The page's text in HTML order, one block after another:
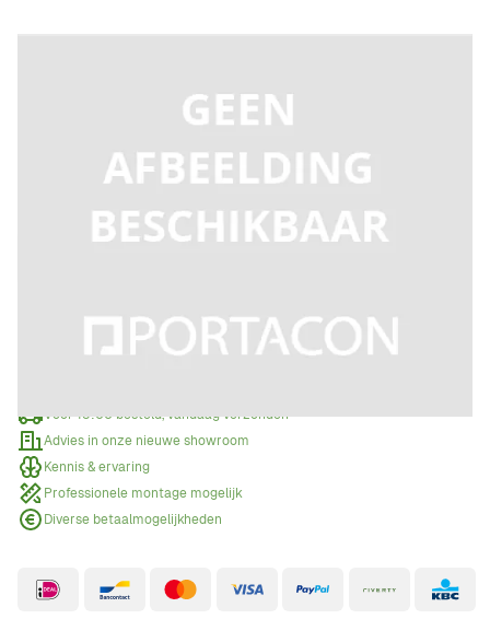
Incl. BTW
€ 381,15
Offerte aanvragen
Wanneer een offerte aanvragen?
Voor 15:00 besteld, vandaag verzonden
Advies in onze nieuwe showroom
Kennis & ervaring
Professionele montage mogelijk
Diverse betaalmogelijkheden